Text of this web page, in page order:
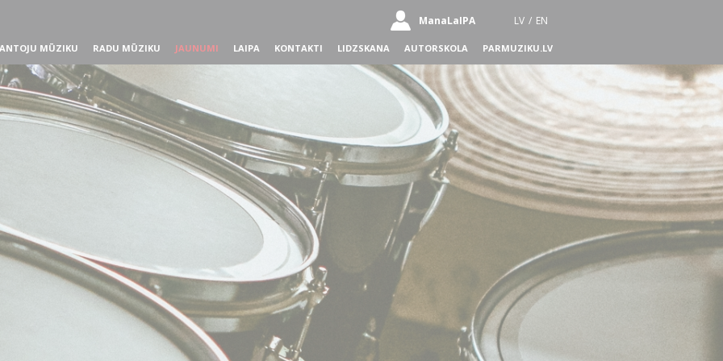
ManaLaIPA LV / EN
MŪZIKU RADU MŪZIKU JAUNUMI LAIPA KONTAKTI LIDZSKANA AUTORSKOLA PARMUZIKU.LV